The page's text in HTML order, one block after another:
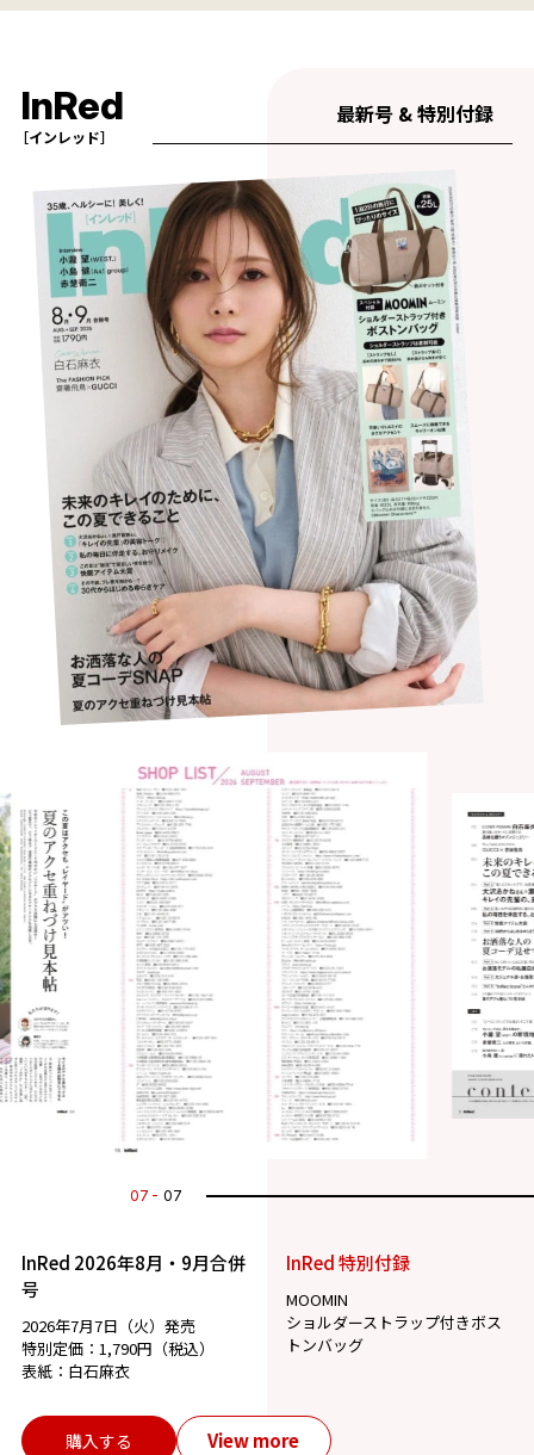
InRed
［インレッド］
最新号 & 特別付録
07 07
InRed 2026年8月・9月合併
号
2026年7月7日（火）発売
特別定価：1,790円（税込）
表紙：白石麻衣
InRed 特別付録
MOOMIN
ショルダーストラップ付きボス
トンバッグ
購入する View more